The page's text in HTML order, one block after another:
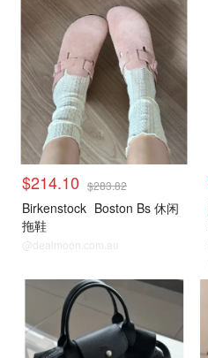
$214.10 $283.82
Birkenstock Boston Bs 休闲
拖鞋
@dealmoon.com.au